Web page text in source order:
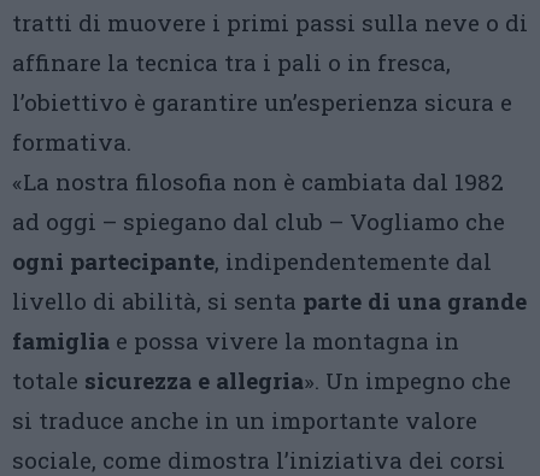
tratti di muovere i primi passi sulla neve o di
affinare la tecnica tra i pali o in fresca,
l’obiettivo è garantire un’esperienza sicura e
formativa.
«La nostra filosofia non è cambiata dal 1982
ad oggi – spiegano dal club – Vogliamo che
ogni partecipante, indipendentemente dal
livello di abilità, si senta parte di una grande
famiglia e possa vivere la montagna in
totale sicurezza e allegria». Un impegno che
si traduce anche in un importante valore
sociale, come dimostra l’iniziativa dei corsi